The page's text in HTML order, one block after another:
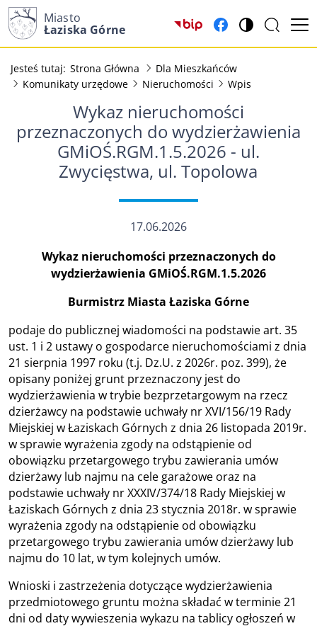
Miasto
Łaziska Górne (otwiera w nowym
(otwiera w
Jesteś tutaj: Strona Główna
Dla Mieszkańców
Komunikaty urzędowe
Nieruchomości Wpis
Wykaz nieruchomości
przeznaczonych do wydzierżawienia
GMiOŚ.RGM.1.5.2026 - ul.
Zwycięstwa, ul. Topolowa
17.06.2026
Wykaz nieruchomości przeznaczonych do
wydzierżawienia GMiOŚ.RGM.1.5.2026
Burmistrz Miasta Łaziska Górne
podaje do publicznej wiadomości na podstawie art. 35
ust. 1 i 2 ustawy o gospodarce nieruchomościami z dnia
21 sierpnia 1997 roku (t.j. Dz.U. z 2026r. poz. 399), że
opisany poniżej grunt przeznaczony jest do
wydzierżawienia w trybie bezprzetargowym na rzecz
dzierżawcy na podstawie uchwały nr XVI/156/19 Rady
Miejskiej w Łaziskach Górnych z dnia 26 listopada 2019r.
w sprawie wyrażenia zgody na odstąpienie od
obowiązku przetargowego trybu zawierania umów
dzierżawy lub najmu na cele garażowe oraz na
podstawie uchwały nr XXXIV/374/18 Rady Miejskiej w
Łaziskach Górnych z dnia 23 stycznia 2018r. w sprawie
wyrażenia zgody na odstąpienie od obowiązku
przetargowego trybu zawierania umów dzierżawy lub
najmu do 10 lat, w tym kolejnych umów.
Wnioski i zastrzeżenia dotyczące wydzierżawienia
przedmiotowego gruntu można składać w terminie 21
dni od daty wywieszenia wykazu na tablicy ogłoszeń w